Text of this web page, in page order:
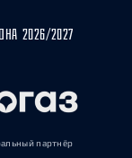
2026/2027
партнёр